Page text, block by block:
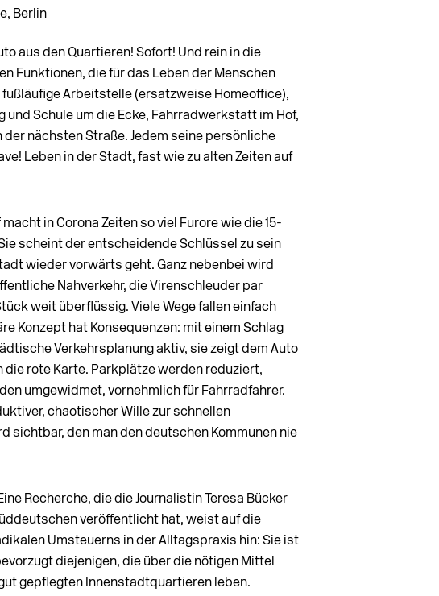
Berlin
aus den Quartieren! Sofort! Und rein in die
Funktionen, die für das Leben der Menschen
Arbeitstelle (ersatzweise Homeoffice),
und Schule um die Ecke, Fahrradwerkstatt im Hof,
der nächsten Straße. Jedem seine persönliche
Leben in der Stadt, fast wie zu alten Zeiten auf
macht in Corona Zeiten so viel Furore wie die 15-
scheint der entscheidende Schlüssel zu sein
wieder vorwärts geht. Ganz nebenbei wird
Nahverkehr, die Virenschleuder par
weit überflüssig. Viele Wege fallen einfach
Konzept hat Konsequenzen: mit einem Schlag
Verkehrsplanung aktiv, sie zeigt dem Auto
die rote Karte. Parkplätze werden reduziert,
umgewidmet, vornehmlich für Fahrradfahrer.
chaotischer Wille zur schnellen
sichtbar, den man den deutschen Kommunen nie
Recherche, die die Journalistin Teresa Bücker
veröffentlicht hat, weist auf die
Umsteuerns in der Alltagspraxis hin: Sie ist
diejenigen, die über die nötigen Mittel
gepflegten Innenstadtquartieren leben.